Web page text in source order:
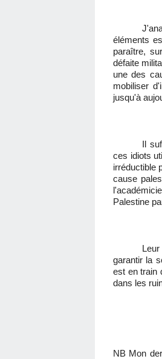
éléments
paraître,
défaite
une des
mobiliser
jusqu'à
Il
ces idiots
irréductible
cause
Palestine
garantir la
est en train
dans les
NB Mon